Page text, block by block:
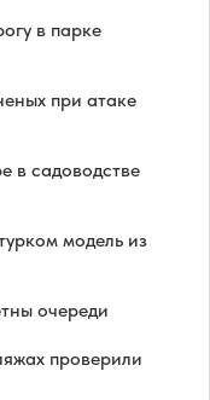
в парке
при атаке
в садоводстве
модель из
очереди
проверили